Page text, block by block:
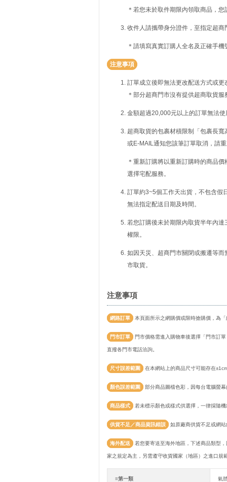
＊若您未於取件期限內領取商品，
收件人請攜帶身分證件，至指定超
＊請填寫真實訂購人全名及正確手
注意事項
訂單成立後即無法更改配送方式或
＊部分超商門市沒有提供超商取貨
金額超過20,000元以上的訂單無法
超商取貨的包裹材積限制「包裹長
或E-MAIL通知您該筆訂單取消，請
＊重新訂購將以重新訂購時的商品
選擇宅配服務。
訂單約3~5個工作天出貨，不包含假
無法指定配送日期及時間。
若您訂購後未於期限內取貨半年內
權限。
如因天災、超商門市關閉或搬遷等
市取貨。
注意事項
網路訂單 本頁面所示之網購價或限時搶購價，為
門市訂單 門市價格需進入購物車後選擇「門市訂
直撥各門市電話洽詢。
尺寸誤差範圍 在本網站上的商品尺寸可能存在
顏色誤差範圍 部分商品圖檔色彩，因每台電腦螢
商品樣式 若未標示顏色或樣式供選擇，一律採隨
供貨不足／商品資訊錯誤 如原廠商供貨不足或網
海外配送 若您要寄送至海外地區，下述商品類型
家之規定為主，另需遵守收貨國家（地區）之進口規
≡第一類 氣